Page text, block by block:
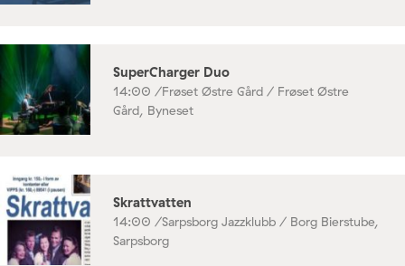
SuperCharger Duo
14:00 /Frøset Østre Gård / Frøset Østre
Gård, Byneset
Skrattvatten
14:00 /Sarpsborg Jazzklubb / Borg Bierstube,
Sarpsborg